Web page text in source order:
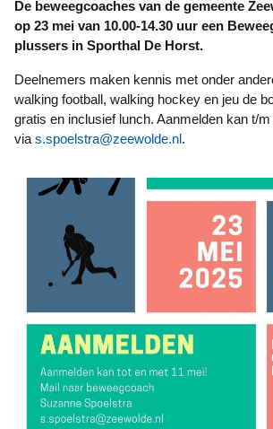
De beweegcoaches van de gemeente Zeewolde organiseren
op 23 mei van 10.00-14.30 uur een
plussers in Sporthal De Horst.
Deelnemers maken kennis met onder andere badminton,
walking football, walking hockey en jeu de
gratis en inclusief lunch. Aanmelden kan t/m
via s.spoelstra@zeewolde.nl.